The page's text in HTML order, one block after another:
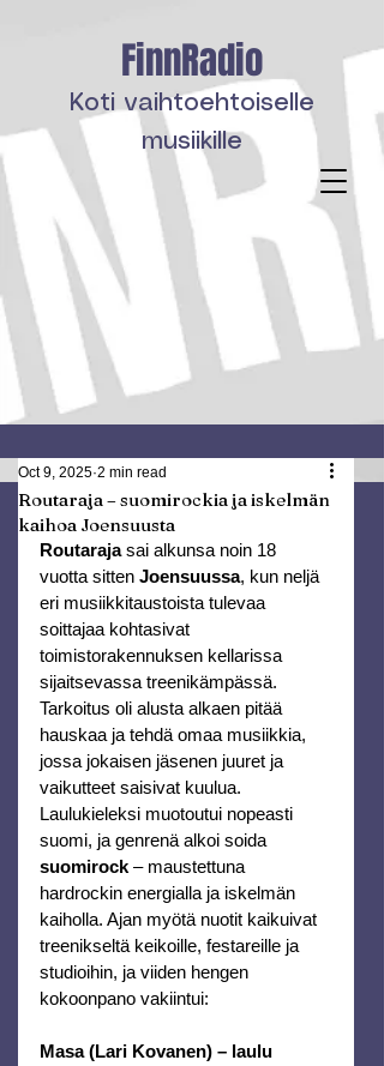
FinnRadio
Koti vaihtoehtoiselle
musiikille
Routaraja – suomirockia ja iskelmän
kaihoa Joensuusta
Oct 9, 2025 2 min read
Routaraja sai alkunsa noin 18
vuotta sitten Joensuussa, kun neljä
eri musiikkitaustoista tulevaa
soittajaa kohtasivat
toimistorakennuksen kellarissa
sijaitsevassa treenikämpässä.
Tarkoitus oli alusta alkaen pitää
hauskaa ja tehdä omaa musiikkia,
jossa jokaisen jäsenen juuret ja
vaikutteet saisivat kuulua.
Laulukieleksi muotoutui nopeasti
suomi, ja genrenä alkoi soida
suomirock – maustettuna
hardrockin energialla ja iskelmän
kaiholla. Ajan myötä nuotit kaikuivat
treenikseltä keikoille, festareille ja
studioihin, ja viiden hengen
kokoonpano vakiintui:
Masa (Lari Kovanen) – laulu